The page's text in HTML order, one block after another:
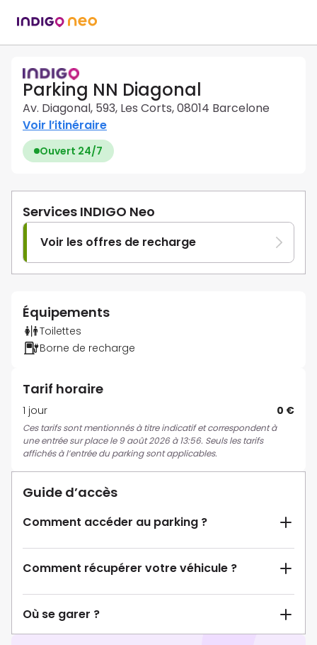
Parking NN Diagonal
Av. Diagonal, 593, Les Corts, 08014 Barcelone
Voir l’itinéraire
Ouvert 24/7
Services INDIGO Neo
Voir les offres de recharge
Équipements
Toilettes
Borne de recharge
Tarif horaire
1 jour 0 €
Ces tarifs sont mentionnés à titre indicatif et correspondent à
une entrée sur place le 9 août 2026 à 13:56. Seuls les tarifs
affichés à l’entrée du parking sont applicables.
Guide d’accès
Comment accéder au parking ?
Comment récupérer votre véhicule ?
Où se garer ?